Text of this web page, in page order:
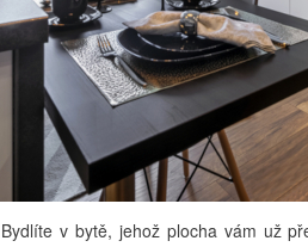
Bydlíte v bytě, jehož plocha vám už